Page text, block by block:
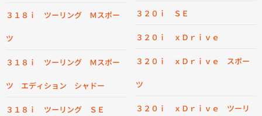
３１８ｉ ツーリング Ｍスポー
ツ
３１８ｉ ツーリング Ｍスポー
ツ エディション シャドー
３１８ｉ ツーリング ＳＥ
３２０ｉ ＳＥ
３２０ｉ ｘＤｒｉｖｅ
３２０ｉ ｘＤｒｉｖｅ スポー
ツ
３２０ｉ ｘＤｒｉｖｅ ツーリ